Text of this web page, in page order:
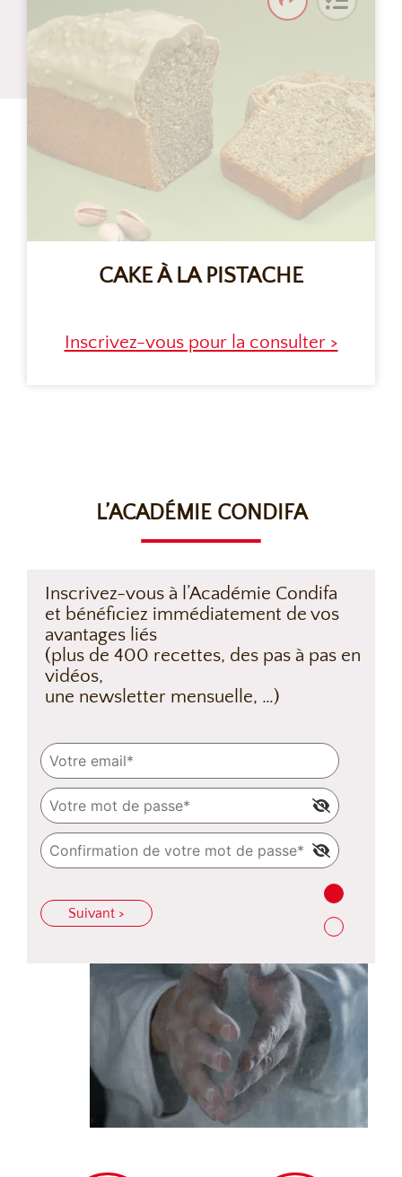
CAKE À LA PISTACHE
Inscrivez-vous pour la consulter >
L’ACADÉMIE CONDIFA
Inscrivez-vous à l’Académie Condifa
et bénéficiez immédiatement de vos
avantages liés
(plus de 400 recettes, des pas à pas en
vidéos,
une newsletter mensuelle, …)
Suivant >